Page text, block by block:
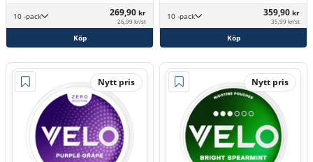
10 -pack 269,90 kr
26,99 kr/st
Köp
10 -pack 359,90 kr
35,99 kr/st
Köp
Nytt pris Nytt pris